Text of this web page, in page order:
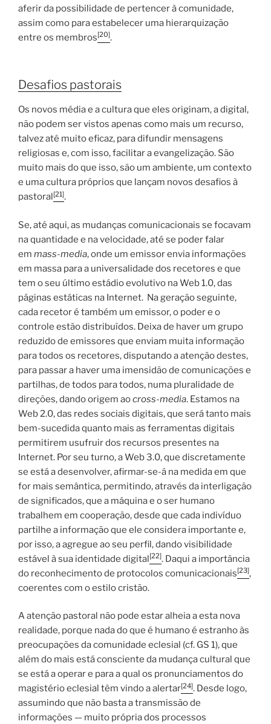
aferir da possibilidade de pertencer à comunidade,
assim como para estabelecer uma hierarquização
entre os membros[20].
Desafios pastorais
Os novos média e a cultura que eles originam, a digital,
não podem ser vistos apenas como mais um recurso,
talvez até muito eficaz, para difundir mensagens
religiosas e, com isso, facilitar a evangelização. São
muito mais do que isso, são um ambiente, um contexto
e uma cultura próprios que lançam novos desafios à
pastoral [21].
Se, até aqui, as mudanças comunicacionais se focavam
na quantidade e na velocidade, até se poder falar
em mass-media, onde um emissor envia informações
em massa para a universalidade dos recetores e que
tem o seu último estádio evolutivo na Web 1.0, das
páginas estáticas na Internet. Na geração seguinte,
cada recetor é também um emissor, o poder e o
controle estão distribuídos. Deixa de haver um grupo
reduzido de emissores que enviam muita informação
para todos os recetores, disputando a atenção destes,
para passar a haver uma imensidão de comunicações e
partilhas, de todos para todos, numa pluralidade de
direções, dando origem aocross-media. Estamos na
Web 2.0, das redes sociais digitais, que será tanto mais
bem-sucedida quanto mais as ferramentas digitais
permitirem usufruir dos recursos presentes na
Internet. Por seu turno, a Web 3.0, que discretamente
se está a desenvolver, afirmar-se-á na medida em que
for mais semântica, permitindo, através da interligação
de significados, que a máquina e o ser humano
trabalhem em cooperação, desde que cada indivíduo
partilhe a informação que ele considera importante e,
por isso, a agregue ao seu perfil, dando visibilidade
estável à sua identidade digital[22]. Daqui a importância
do reconhecimento de protocolos comunicacionais[23],
coerentes com o estilo cristão.
A atenção pastoral não pode estar alheia a esta nova
realidade, porque nada do que é humano é estranho às
preocupações da comunidade eclesial (cf. GS 1), que
além do mais está consciente da mudança cultural que
se está a operar e para a qual os pronunciamentos do
magistério eclesial têm vindo a alertar[24]. Desde logo,
assumindo que não basta a transmissão de
informações — muito própria dos processos